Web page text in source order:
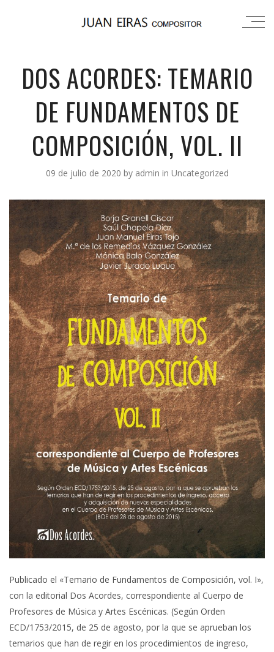
DOS ACORDES: TEMARIO
DE FUNDAMENTOS DE
COMPOSICIÓN, VOL. II
09 de julio de 2020 by admin in Uncategorized
Publicado el «Temario de Fundamentos de Composición, vol. I»,
con la editorial Dos Acordes, correspondiente al Cuerpo de
Profesores de Música y Artes Escénicas. (Según Orden
ECD/1753/2015, de 25 de agosto, por la que se aprueban los
temarios que han de regir en los procedimientos de ingreso,